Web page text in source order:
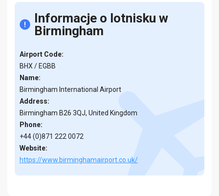
Informacje o lotnisku w
Birmingham
Airport Code:
BHX / EGBB
Name:
Birmingham International Airport
Address:
Birmingham B26 3QJ, United Kingdom
Phone:
+44 (0)871 222 0072
Website:
https://www.birminghamairport.co.uk/